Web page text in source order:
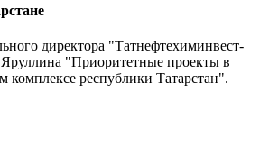
директора "Татнефтехиминвест-
"Приоритетные проекты в
комплексе республики Татарстан".